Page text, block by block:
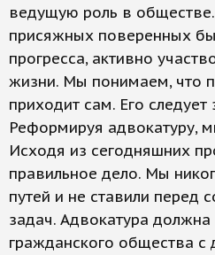
ведущую роль в
присяжных поверенных
прогресса, активно
жизни. Мы понимаем, что
приходит сам. Его следует
Реформируя адвокатуру,
Исходя из сегодняшних
правильное дело. Мы
путей и не ставили перед
задач. Адвокатура
гражданского общества с